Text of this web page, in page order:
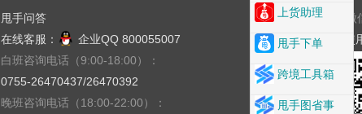
甩手问答
在线客服：
企业QQ 800055007
白班咨询电话（9:00-18:00）：
0755-26470437/26470392
晚班咨询电话（18:00-22:00）：
上货助理
甩手下单
跨境工具箱
甩手图省事